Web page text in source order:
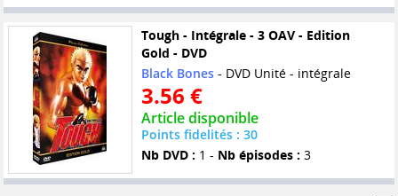
Tough - Intégrale - 3 OAV - Edition
Gold - DVD
Black Bones- DVD Unité - intégrale
3.56 €
Article disponible
Points fidelités : 30
Nb DVD : 1 - Nb épisodes : 3